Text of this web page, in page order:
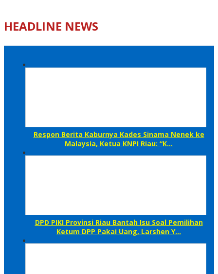
HEADLINE NEWS
Respon Berita Kaburnya Kades Sinama Nenek ke
Malaysia, Ketua KNPI Riau: “K…
DPD PIKI Provinsi Riau Bantah Isu Soal Pemilihan
Ketum DPP Pakai Uang, Larshen Y…